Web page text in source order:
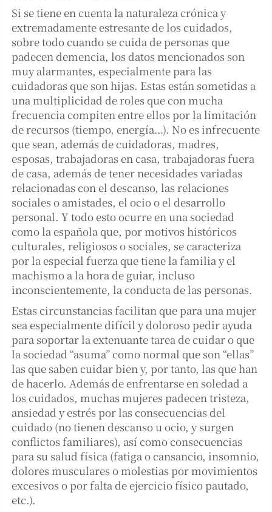
Si se tiene en cuenta la naturaleza crónica y
extremadamente estresante de los cuidados,
sobre todo cuando se cuida de personas que
padecen demencia, los datos mencionados son
muy alarmantes, especialmente para las
cuidadoras que son hijas. Estas están sometidas a
una multiplicidad de roles que con mucha
frecuencia compiten entre ellos por la limitación
de recursos (tiempo, energía…). No es infrecuente
que sean, además de cuidadoras, madres,
esposas, trabajadoras en casa, trabajadoras fuera
de casa, además de tener necesidades variadas
relacionadas con el descanso, las relaciones
sociales o amistades, el ocio o el desarrollo
personal. Y todo esto ocurre en una sociedad
como la española que, por motivos históricos
culturales, religiosos o sociales, se caracteriza
por la especial fuerza que tiene la familia y el
machismo a la hora de guiar, incluso
inconscientemente, la conducta de las personas.
Estas circunstancias facilitan que para una mujer
sea especialmente difícil y doloroso pedir ayuda
para soportar la extenuante tarea de cuidar o que
la sociedad “asuma” como normal que son “ellas”
las que saben cuidar bien y, por tanto, las que han
de hacerlo. Además de enfrentarse en soledad a
los cuidados, muchas mujeres padecen tristeza,
ansiedad y estrés por las consecuencias del
cuidado (no tienen descanso u ocio, y surgen
conflictos familiares), así como consecuencias
para su salud física (fatiga o cansancio, insomnio,
dolores musculares o molestias por movimientos
excesivos o por falta de ejercicio físico pautado,
etc.).